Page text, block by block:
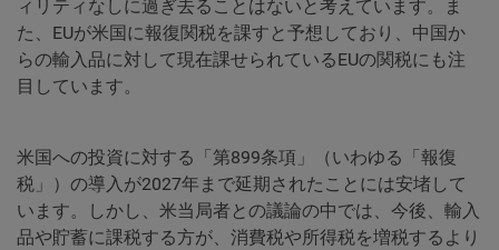
ィリティなしに過ぎ去ることはないと考えています。ま
た、EUが米国に報復関税を課すと予想しており、中国か
らの輸入品に対して現在課せられているEUの関税にも注
目しています。
米国への投資に対する「第899条項」（いわゆる「報復
税」）の導入が2027年まで延期されたことには安堵して
います。しかし、米当局者との議論の中では、今後、輸入
品や貯蓄に課税する方が、消費税や所得税を増税するより